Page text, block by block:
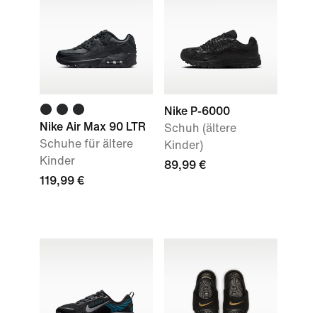
Nike Air Max 90 LTR
Schuhe für ältere
Kinder
119,99 €
Nike P-6000
Schuh (ältere
Kinder)
89,99 €